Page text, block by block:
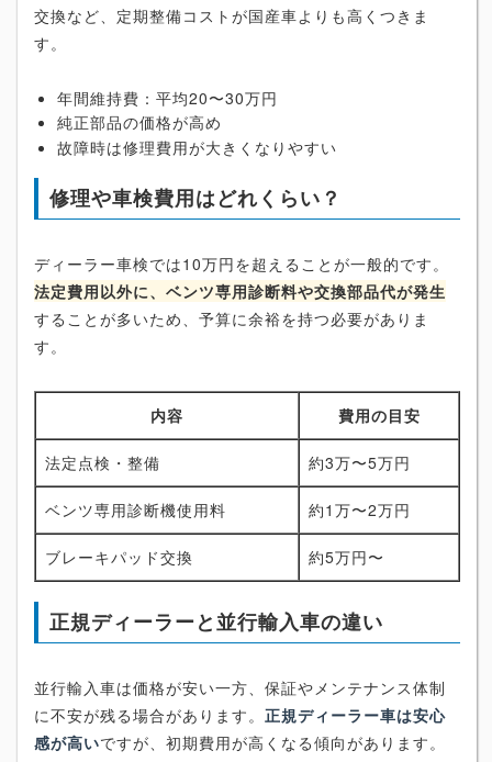
交換など、定期整備コストが国産車よりも高くつきま
す。
年間維持費：平均20〜30万円
純正部品の価格が高め
故障時は修理費用が大きくなりやすい
修理や車検費用はどれくらい？
ディーラー車検では10万円を超えることが一般的です。
法定費用以外に、ベンツ専用診断料や交換部品代が発生
することが多いため、予算に余裕を持つ必要がありま
す。
内容 費用の目安
法定点検・整備 約3万〜5万円
ベンツ専用診断機使用料 約1万〜2万円
ブレーキパッド交換 約5万円〜
正規ディーラーと並行輸入車の違い
並行輸入車は価格が安い一方、保証やメンテナンス体制
に不安が残る場合があります。 正規ディーラー車は安心
感が高いですが、初期費用が高くなる傾向があります。